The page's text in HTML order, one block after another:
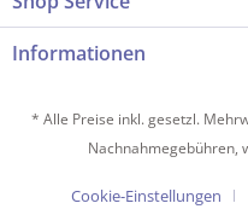
Informationen
* Alle Preise inkl. gesetzl.
Nachnahmegebühren,
Cookie-Einstellungen